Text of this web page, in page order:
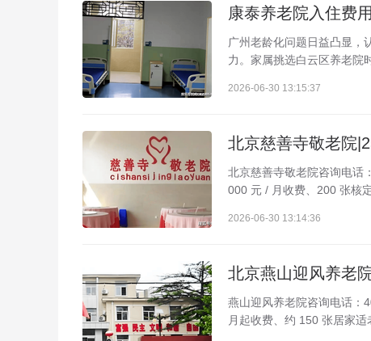
康泰养老院入住费
广州老龄化问题日益凸显，
力。家属挑选白云区养老院
2026-06-30 13:15:37
北京慈善寺敬老院
北京慈善寺敬老院咨询电话
000 元 / 月收费、200 张核
2026-06-30 13:14:36
北京燕山迎风养老
燕山迎风养老院咨询电话：
月起收费、约 150 张居家